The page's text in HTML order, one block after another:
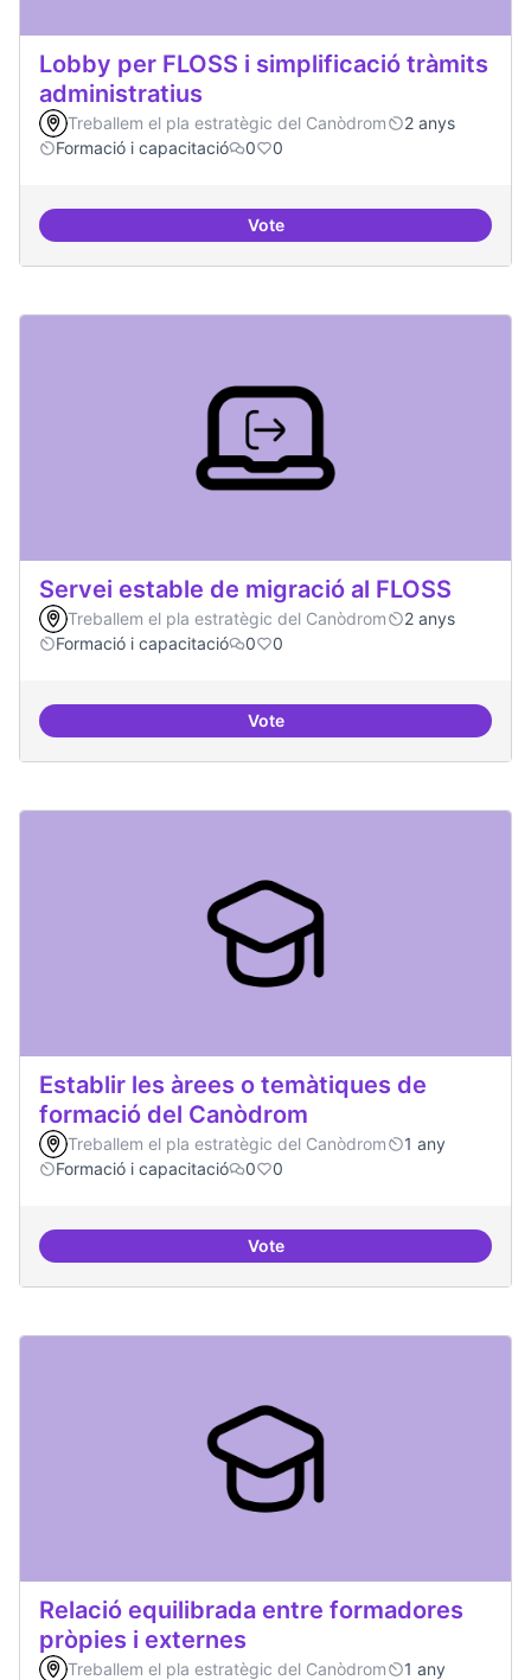
Lobby per FLOSS i simplificació tràmits
administratius
Treballem el pla estratègic del Canòdrom
2 anys
Formació i capacitació
0 0
VoteLobby per FLOSS i
Servei estable de migració al FLOSS
Treballem el pla estratègic del Canòdrom
2 anys
Formació i capacitació
0 0
VoteServei estable de migració al
Establir les àrees o temàtiques de
formació del Canòdrom
Treballem el pla estratègic del Canòdrom
1 any
Formació i capacitació
0 0
VoteEstablir les àrees o temàtiques
Relació equilibrada entre formadores
pròpies i externes
Treballem el pla estratègic del Canòdrom
1 any